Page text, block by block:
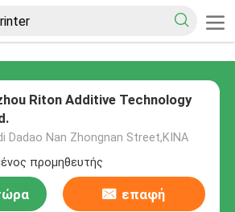
Riton Additive Technology
Dadao Nan Zhongnan Street,ΚΙΝΑ
προμηθευτής
επαφή